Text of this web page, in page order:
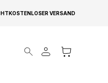
KOSTENLOSER VERSAND
Products search